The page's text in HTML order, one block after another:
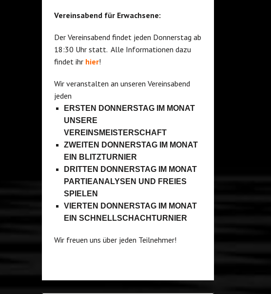
Vereinsabend für Erwachsene:
Der Vereinsabend findet jeden Donnerstag ab
18:30 Uhr statt. Alle Informationen dazu
findet ihr hier!
Wir veranstalten an unseren Vereinsabend
jeden
ERSTEN DONNERSTAG IM MONAT
UNSERE
VEREINSMEISTERSCHAFT
ZWEITEN DONNERSTAG IM MONAT
EIN BLITZTURNIER
DRITTEN DONNERSTAG IM MONAT
PARTIEANALYSEN UND FREIES
SPIELEN
VIERTEN DONNERSTAG IM MONAT
EIN SCHNELLSCHACHTURNIER
Wir freuen uns über jeden Teilnehmer!